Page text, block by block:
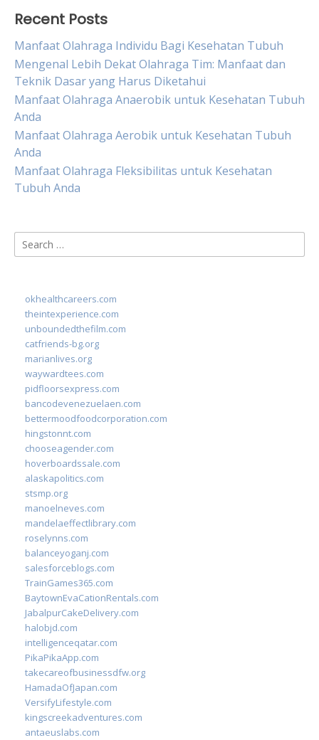
Recent Posts
Manfaat Olahraga Individu Bagi Kesehatan Tubuh
Mengenal Lebih Dekat Olahraga Tim: Manfaat dan
Teknik Dasar yang Harus Diketahui
Manfaat Olahraga Anaerobik untuk Kesehatan Tubuh
Anda
Manfaat Olahraga Aerobik untuk Kesehatan Tubuh
Anda
Manfaat Olahraga Fleksibilitas untuk Kesehatan
Tubuh Anda
Search
for:
okhealthcareers.com
theintexperience.com
unboundedthefilm.com
catfriends-bg.org
marianlives.org
waywardtees.com
pidfloorsexpress.com
bancodevenezuelaen.com
bettermoodfoodcorporation.com
hingstonnt.com
chooseagender.com
hoverboardssale.com
alaskapolitics.com
stsmp.org
manoelneves.com
mandelaeffectlibrary.com
roselynns.com
balanceyoganj.com
salesforceblogs.com
TrainGames365.com
BaytownEvaCationRentals.com
JabalpurCakeDelivery.com
halobjd.com
intelligenceqatar.com
PikaPikaApp.com
takecareofbusinessdfw.org
HamadaOfJapan.com
VersifyLifestyle.com
kingscreekadventures.com
antaeuslabs.com